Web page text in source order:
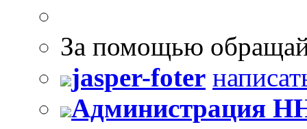
За помощью
jasper-foter
Администрация